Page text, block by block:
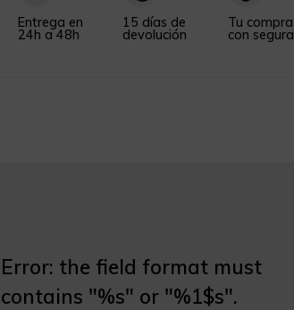
Entrega en
24h a 48h
15 días de
devolución
Tu compra
con segura
Error: the field format must
contains "%s" or "%1$s".